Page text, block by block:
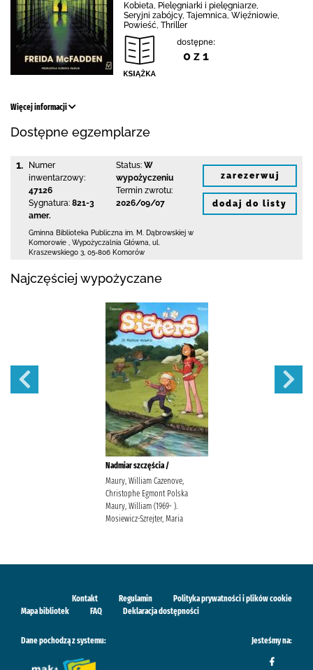
Kobieta, Pielęgniarki i pielęgniarze,
Seryjni zabójcy, Tajemnica, Więźniowie,
Powieść, Thriller
dostępne:
0 z 1
Więcej informacji
Dostępne egzemplarze
1.
Numer
inwentarzowy:
47126
Sygnatura: 821-3
amer.
Status: W
wypożyczeniu
Termin zwrotu:
2026/09/07
Gminna Biblioteka Publiczna im. M. Dąbrowskiej w
Komorowie
Wypożyczalnia Główna, ul.
Kraszewskiego 3 05-806 Komorów
zarezerwuj
dodaj do listy
Najczęściej wypożyczane
Nadmiar szczęścia /
Maury, William Cazenove,
Christophe Egmont Polska
Maury, William (1969- ).
Mosiewicz-Szrejter, Maria
Kontakt Regulamin
Polityka prywatności i plików cookie
Mapa bibliotek
FAQ Deklaracja dostępności
Dane pochodzą z systemu: Jesteśmy na: